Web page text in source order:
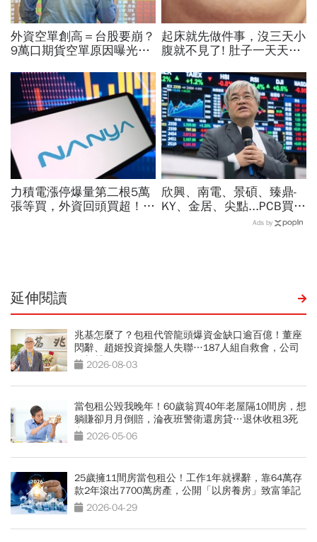
外資空單創高＝台股要崩？
9萬口期貨空單原因曝光！
「快換9檔AI飆股」賺Q3大
行情
起床就先做件事，沒三天小
腹就不見了! 肚子一天天變
力積電漲停爆量第二根5萬
張等買，外資回頭買超！華
欣興、南電、景碩、臻鼎-
KY、金居、尖點...PCB買誰
最賺？杜金龍點名「這檔」
Ads by
延伸閱讀
兆基怎麼了？包租代管龍頭爆資金缺口逾百億！董座
閃辭、趙姬投資操盤人失聯…187人組自救會，公司
最新聲明
2026-08-03
當包租公毀我晚年！60歲翁買40年老屋隔10間房，想
躺賺卻月月倒賠，淪夜班警衛還房貸…退休收租3死
穴 2026-05-06
25歲擁11間房當包租公！工作1年就裸辭，靠64萬存
款2年滾出7700萬房產，公開「以房養房」致富筆記
2026-04-29